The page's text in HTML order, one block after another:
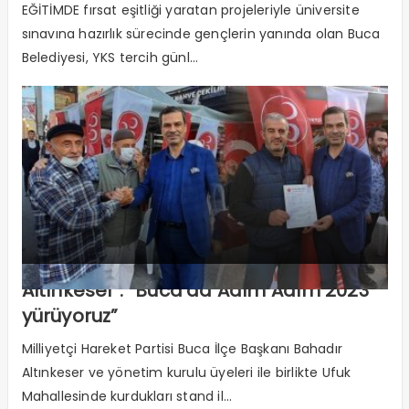
EĞİTİMDE fırsat eşitliği yaratan projeleriyle üniversite
sınavına hazırlık sürecinde gençlerin yanında olan Buca
Belediyesi, YKS tercih günl...
Altınkeser : “Buca’da Adım Adım 2023
yürüyoruz”
Milliyetçi Hareket Partisi Buca İlçe Başkanı Bahadır
Altınkeser ve yönetim kurulu üyeleri ile birlikte Ufuk
Mahallesinde kurdukları stand il...